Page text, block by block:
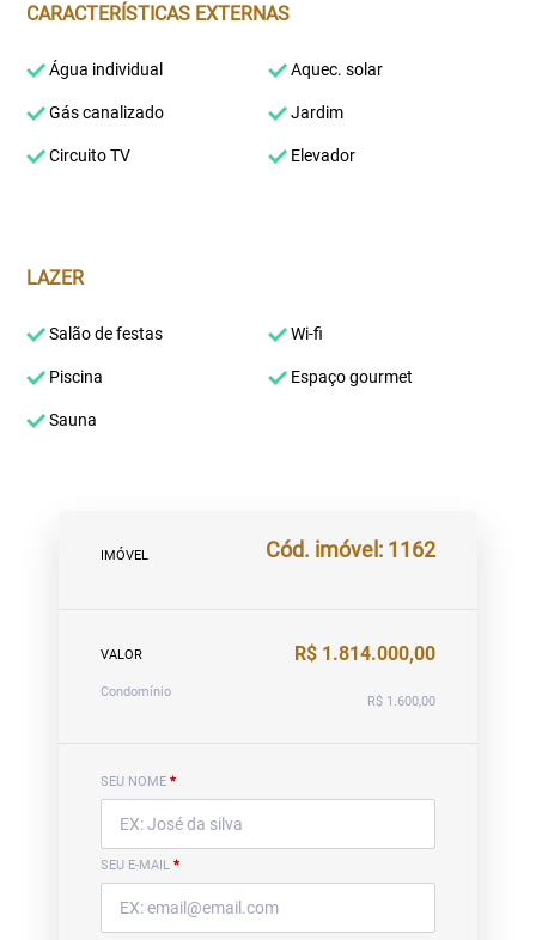
CARACTERÍSTICAS EXTERNAS
Água individual Aquec. solar
Gás canalizado Jardim
Circuito TV Elevador
LAZER
Salão de festas Wi-fi
Piscina Espaço gourmet
Sauna
IMÓVEL Cód. imóvel: 1162
VALOR R$ 1.814.000,00
Condomínio
R$ 1.600,00
SEU NOME *
SEU E-MAIL *